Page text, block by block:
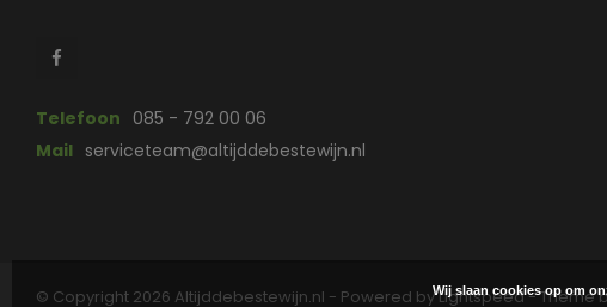
Telefoon 085 - 792 00 06
Mail serviceteam@altijddebestewijn.nl
© Copyright 2026 Altijddebestewijn.nl - Powered byLightspeed- Theme
Wij slaan cookies op om